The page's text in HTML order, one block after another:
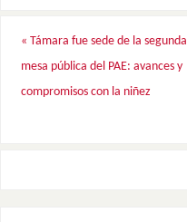
« Támara fue sede de la segunda
mesa pública del PAE: avances y
compromisos con la niñez